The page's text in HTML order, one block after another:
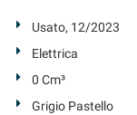
Usato, 12/2023
Elettrica
0 Cm³
Grigio Pastello